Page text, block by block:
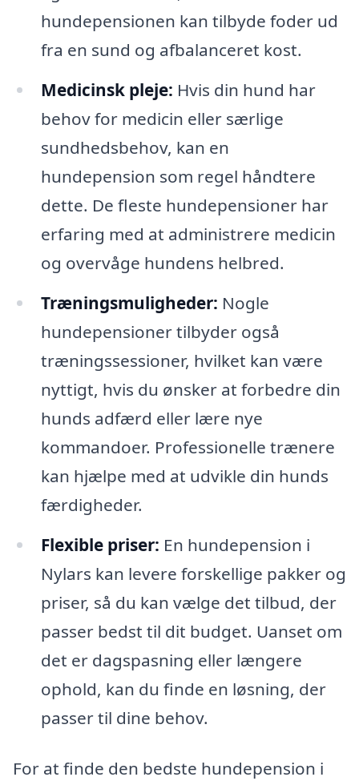
hundepensionen kan tilbyde foder ud
fra en sund og afbalanceret kost.
Medicinsk pleje: Hvis din hund har
behov for medicin eller særlige
sundhedsbehov, kan en
hundepension som regel håndtere
dette. De fleste hundepensioner har
erfaring med at administrere medicin
og overvåge hundens helbred.
Træningsmuligheder: Nogle
hundepensioner tilbyder også
træningssessioner, hvilket kan være
nyttigt, hvis du ønsker at forbedre din
hunds adfærd eller lære nye
kommandoer. Professionelle trænere
kan hjælpe med at udvikle din hunds
færdigheder.
Flexible priser: En hundepension i
Nylars kan levere forskellige pakker og
priser, så du kan vælge det tilbud, der
passer bedst til dit budget. Uanset om
det er dagspasning eller længere
ophold, kan du finde en løsning, der
passer til dine behov.
For at finde den bedste hundepension i